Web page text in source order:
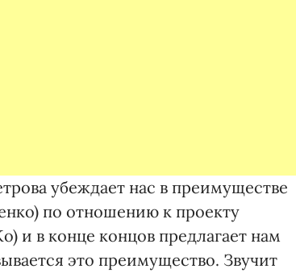
убеждает нас в преимуществе
по отношению к проекту
и в конце концов предлагает нам
это преимущество. Звучит